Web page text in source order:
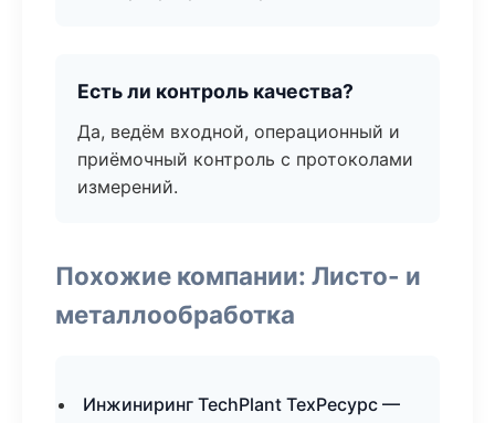
Есть ли контроль качества?
Да, ведём входной, операционный и
приёмочный контроль с протоколами
измерений.
Похожие компании: Листо- и
металлообработка
Инжиниринг TechPlant ТехРесурс —